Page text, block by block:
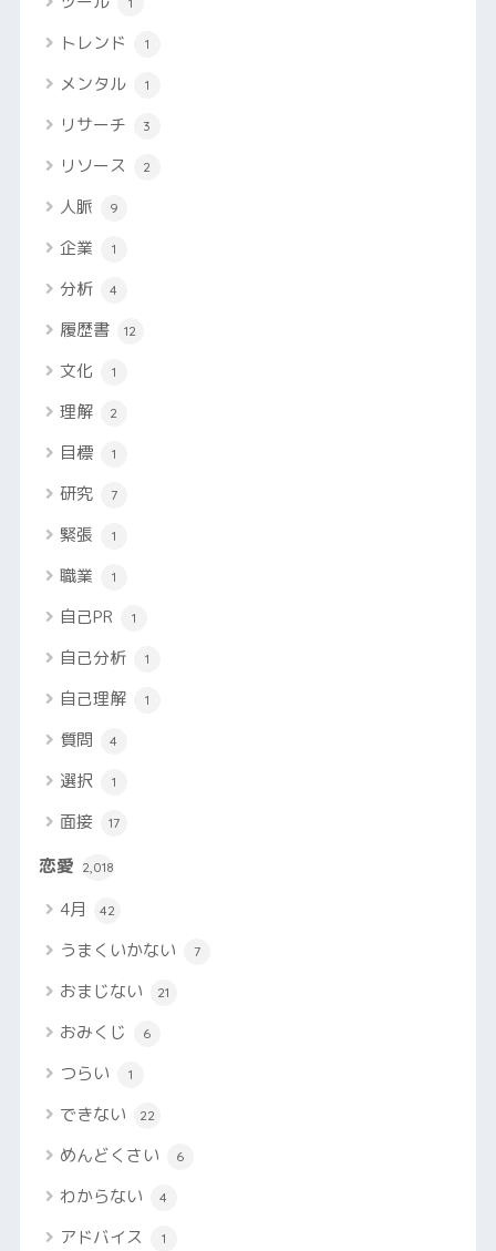
トレンド 1
メンタル 1
リサーチ 3
リソース 2
人脈 9
企業 1
分析 4
履歴書 12
文化 1
理解 2
目標 1
研究 7
緊張 1
職業 1
自己PR 1
自己分析 1
自己理解 1
質問 4
選択 1
面接 17
恋愛 2,018
4月 42
うまくいかない 7
おまじない 21
おみくじ 6
つらい 1
できない 22
めんどくさい 6
わからない 4
アドバイス 1